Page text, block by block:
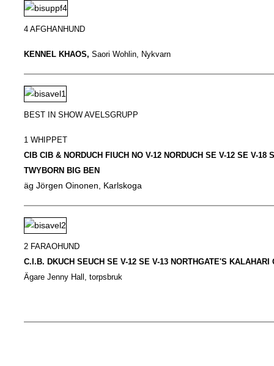
4 AFGHANHUND
KENNEL KHAOS, Saori Wohlin, Nykvarn
BEST IN SHOW AVELSGRUPP
1 WHIPPET
CIB CIB & NORDUCH FIUCH NO V-12 NORDUCH SE V-12 SE V-18
TWYBORN BIG BEN
äg Jörgen Oinonen, Karlskoga
2 FARAOHUND
C.I.B. DKUCH SEUCH SE V-12 SE V-13 NORTHGATE'S KALAHARI
Ägare Jenny Hall, torpsbruk